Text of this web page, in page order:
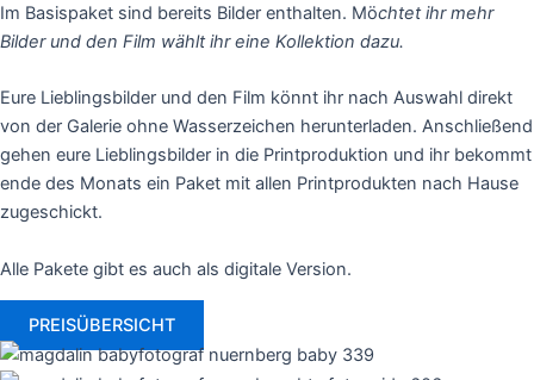
Im Basispaket sind bereits Bilder enthalten. Möchtet ihr mehr
Bilder und den Film wählt ihr eine Kollektion dazu.
Eure Lieblingsbilder und den Film könnt ihr nach Auswahl direkt
von der Galerie ohne Wasserzeichen herunterladen. Anschließend
gehen eure Lieblingsbilder in die Printproduktion und ihr bekommt
ende des Monats ein Paket mit allen Printprodukten nach Hause
zugeschickt.
Alle Pakete gibt es auch als digitale Version.
PREISÜBERSICHT